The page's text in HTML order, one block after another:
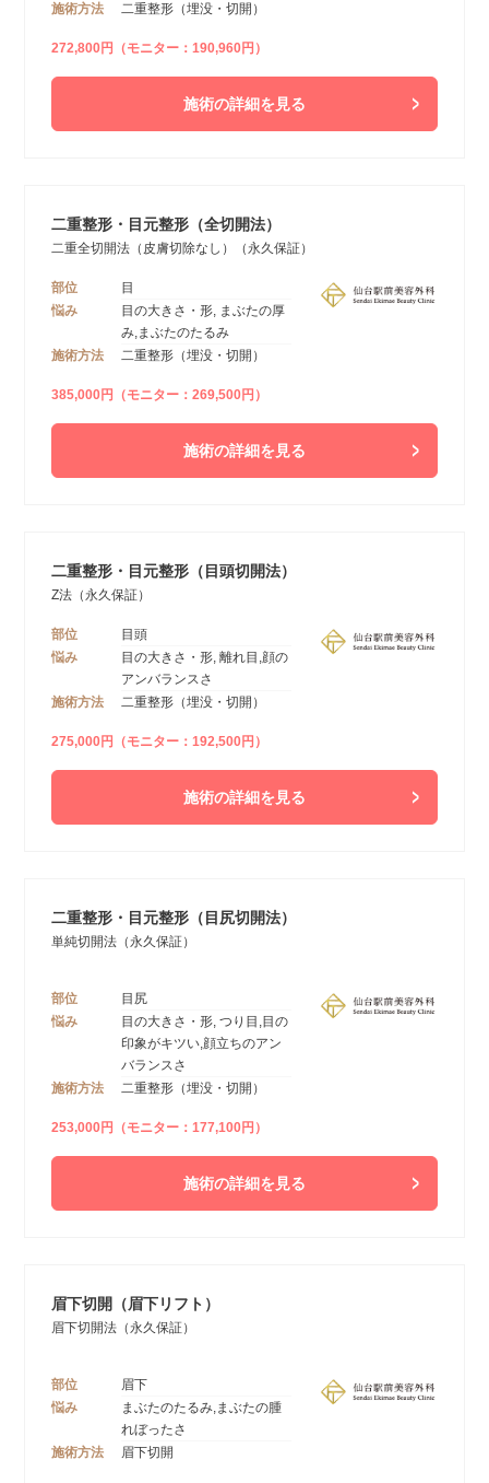
施術方法
二重整形（埋没・切開）
272,800円（モニター：190,960円）
施術の詳細を見る
二重整形・目元整形（全切開法）
二重全切開法（皮膚切除なし）（永久保証）
部位
目
悩み
目の大きさ・形, まぶたの厚
み,まぶたのたるみ
施術方法
二重整形（埋没・切開）
385,000円（モニター：269,500円）
施術の詳細を見る
二重整形・目元整形（目頭切開法）
Z法（永久保証）
部位
目頭
悩み
目の大きさ・形, 離れ目,顔の
アンバランスさ
施術方法
二重整形（埋没・切開）
275,000円（モニター：192,500円）
施術の詳細を見る
二重整形・目元整形（目尻切開法）
単純切開法（永久保証）
部位
目尻
悩み
目の大きさ・形, つり目,目の
印象がキツい,顔立ちのアン
バランスさ
施術方法
二重整形（埋没・切開）
253,000円（モニター：177,100円）
施術の詳細を見る
眉下切開（眉下リフト）
眉下切開法（永久保証）
部位
眉下
悩み
まぶたのたるみ,まぶたの腫
れぼったさ
施術方法
眉下切開